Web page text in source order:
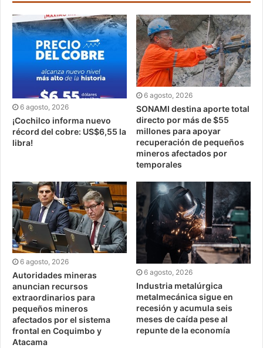
6 agosto, 2026
¡Cochilco informa nuevo
récord del cobre: US$6,55 la
libra!
6 agosto, 2026
SONAMI destina aporte total
directo por más de $55
millones para apoyar
recuperación de pequeños
mineros afectados por
temporales
6 agosto, 2026
Autoridades mineras
anuncian recursos
extraordinarios para
pequeños mineros
afectados por el sistema
frontal en Coquimbo y
Atacama
6 agosto, 2026
Industria metalúrgica
metalmecánica sigue en
recesión y acumula seis
meses de caída pese al
repunte de la economía